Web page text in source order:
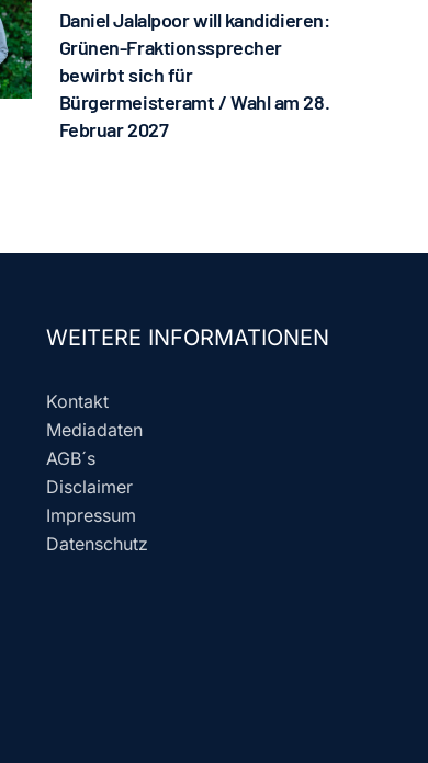
Daniel Jalalpoor will kandidieren:
Grünen-Fraktionssprecher
bewirbt sich für
Bürgermeisteramt / Wahl am 28.
Februar 2027
WEITERE INFORMATIONEN
Kontakt
Mediadaten
AGB´s
Disclaimer
Impressum
Datenschutz